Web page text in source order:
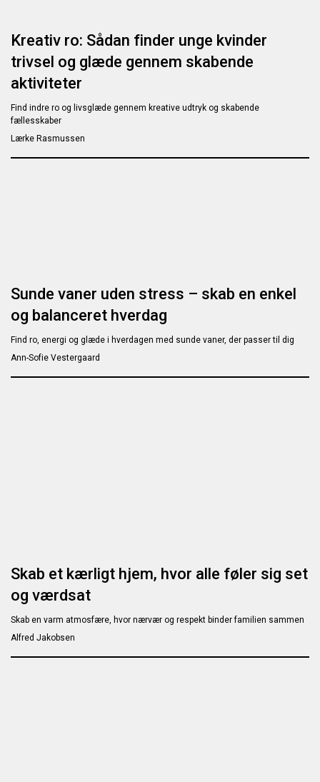
Kreativ ro: Sådan finder unge kvinder
trivsel og glæde gennem skabende
aktiviteter
Find indre ro og livsglæde gennem kreative udtryk og skabende
fællesskaber
Lærke Rasmussen
Sunde vaner uden stress – skab en enkel
og balanceret hverdag
Find ro, energi og glæde i hverdagen med sunde vaner, der passer til dig
Ann-Sofie Vestergaard
Skab et kærligt hjem, hvor alle føler sig set
og værdsat
Skab en varm atmosfære, hvor nærvær og respekt binder familien sammen
Alfred Jakobsen